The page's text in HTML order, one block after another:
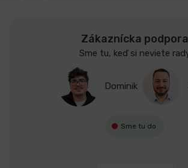
Zákaznícka podpora
Sme tu, keď si neviete
Dominik
Sme tu do